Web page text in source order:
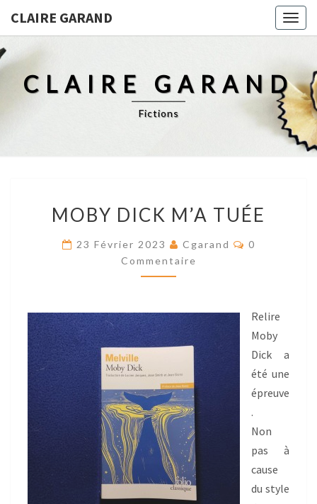
CLAIRE GARAND
CLAIRE GARAND
Fictions
DICK
M’A
TUÉE
MOBY DICK M’A TUÉE
23 Février 2023 Cgarand Res
0
Commentaire
Relire
Moby
Dick a
été une
épreuve
.
Non
pas à
cause
du style